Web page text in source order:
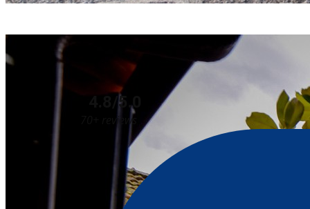
4.8/5.0
70+ reviews